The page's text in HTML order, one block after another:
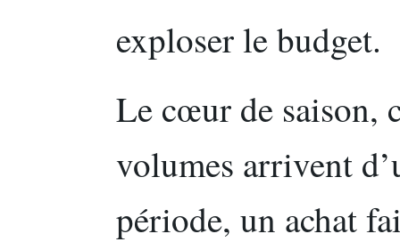
exploser le budget.
Le cœur de saison,
volumes arrivent
période, un achat